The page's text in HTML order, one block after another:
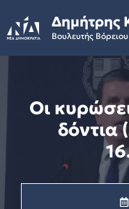
to
content
Δημήτρης
Βουλευτής
Οι
δόντια